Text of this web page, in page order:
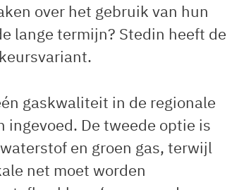
over het gebruik van hun
lange termijn? Stedin heeft de
gaskwaliteit in de regionale
De tweede optie is
en groen gas, terwijl
net moet worden